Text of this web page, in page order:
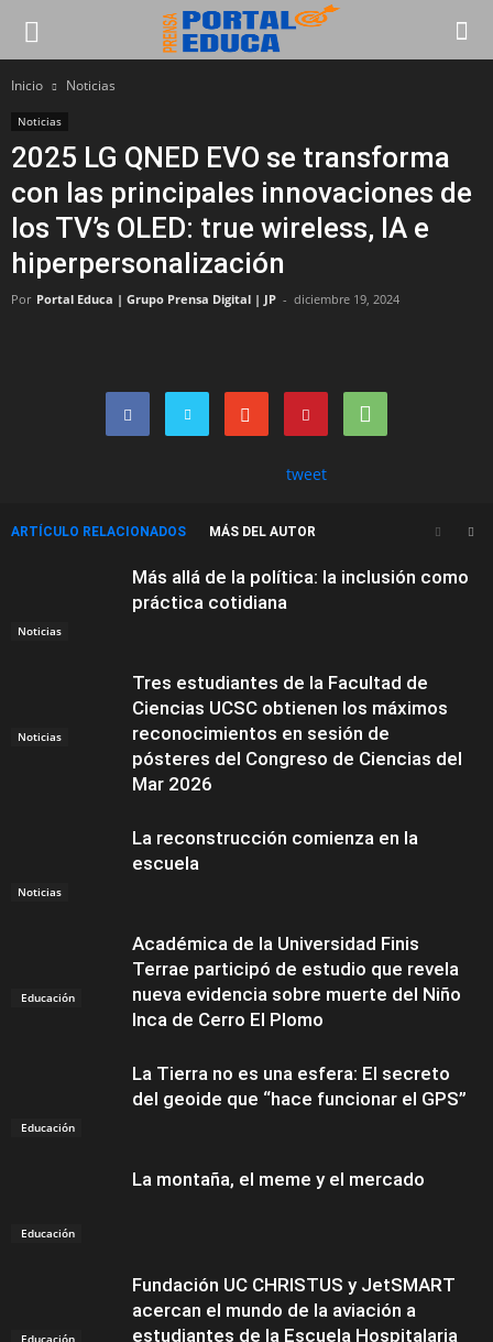
Inicio Noticias
Noticias
2025 LG QNED EVO se transforma
con las principales innovaciones de
los TV’s OLED: true wireless, IA e
hiperpersonalización
Por Portal Educa | Grupo Prensa Digital | JP - diciembre 19, 2024
tweet
ARTÍCULO RELACIONADOS MÁS DEL AUTOR
Noticias
Más allá de la política: la inclusión como
práctica cotidiana
Noticias
Tres estudiantes de la Facultad de
Ciencias UCSC obtienen los máximos
reconocimientos en sesión de
pósteres del Congreso de Ciencias del
Mar 2026
Noticias
La reconstrucción comienza en la
escuela
Educación
Académica de la Universidad Finis
Terrae participó de estudio que revela
nueva evidencia sobre muerte del Niño
Inca de Cerro El Plomo
Educación
La Tierra no es una esfera: El secreto
del geoide que “hace funcionar el GPS”
Educación
La montaña, el meme y el mercado
Educación
Fundación UC CHRISTUS y JetSMART
acercan el mundo de la aviación a
estudiantes de la Escuela Hospitalaria